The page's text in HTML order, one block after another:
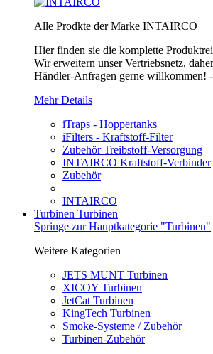
Alle Prodkte der Marke INTAIRCO
Hier finden sie die komplette
Wir erweitern unser Vertriebsnetz,
Händler-Anfragen gerne willkommen! -
Mehr Details
iTraps - Hoppertanks
iFilters - Kraftstoff-Filter
Zubehör Treibstoff-Versorgung
INTAIRCO Kraftstoff-Verbinder
Zubehör
INTAIRCO
Turbinen Turbinen
Springe zur Hauptkategorie "Turbinen"
Weitere Kategorien
JETS MUNT Turbinen
XICOY Turbinen
JetCat Turbinen
KingTech Turbinen
Smoke-Systeme / Zubehör
Turbinen-Zubehör